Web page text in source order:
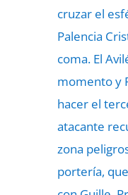
cruzar el
Palencia
coma. El
momento y
hacer el
atacante
zona
portería,